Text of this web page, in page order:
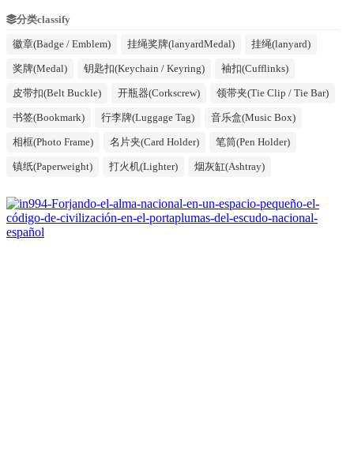
分类classify
徽章(Badge / Emblem) 挂绳奖牌(lanyardMedal) 挂绳(lanyard)
奖牌(Medal) 钥匙扣(Keychain / Keyring) 袖扣(Cufflinks)
皮带扣(Belt Buckle) 开瓶器(Corkscrew) 领带夹(Tie Clip / Tie Bar)
书签(Bookmark) 行李牌(Luggage Tag) 音乐盒(Music Box)
相框(Photo Frame) 名片夹(Card Holder) 笔筒(Pen Holder)
镇纸(Paperweight) 打火机(Lighter) 烟灰缸(Ashtray)